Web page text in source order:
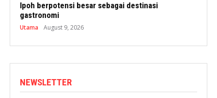
Ipoh berpotensi besar sebagai destinasi
gastronomi
Utama August 9, 2026
NEWSLETTER